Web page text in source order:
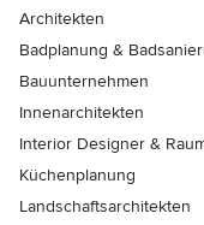
Architekten
Badplanung &
Bauunternehmen
Innenarchitekten
Interior Designer &
Küchenplanung
Landschaftsarchitekten